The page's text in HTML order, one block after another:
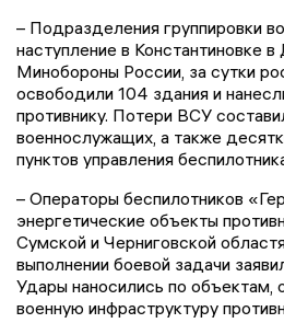
– Подразделения группировки
наступление в Константиновке
Минобороны России, за сутки
освободили 104 здания и
противнику. Потери ВСУ
военнослужащих, а также
пунктов управления
– Операторы беспилотников
энергетические объекты
Сумской и Черниговской
выполнении боевой задачи
Удары наносились по
военную инфраструктуру